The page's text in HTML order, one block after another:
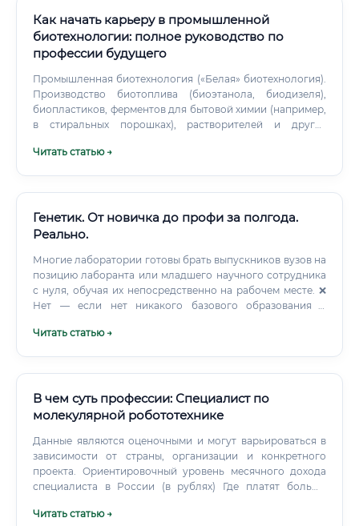
Как начать карьеру в промышленной
биотехнологии: полное руководство по
профессии будущего
Промышленная биотехнология («Белая» биотехнология).
Производство биотоплива (биоэтанола, биодизеля),
биопластиков, ферментов для бытовой химии (например,
в стиральных порошках), растворителей и других
подойдет профессия: портрет идеального кандидата Эта
Читать статью →
Генетик. От новичка до профи за полгода.
Реально.
Многие лаборатории готовы брать выпускников вузов на
позицию лаборанта или младшего научного сотрудника
с нуля, обучая их непосредственно на рабочем месте. ❌
Нет — если нет никакого базового образования в
придётся сначала получить соответствующую базовую
Читать статью →
В чем суть профессии: Специалист по
молекулярной робототехнике
Данные являются оценочными и могут варьироваться в
зависимости от страны, организации и конкретного
проекта. Ориентировочный уровень месячного дохода
специалиста в России (в рублях) Где платят больше
Читать статью →